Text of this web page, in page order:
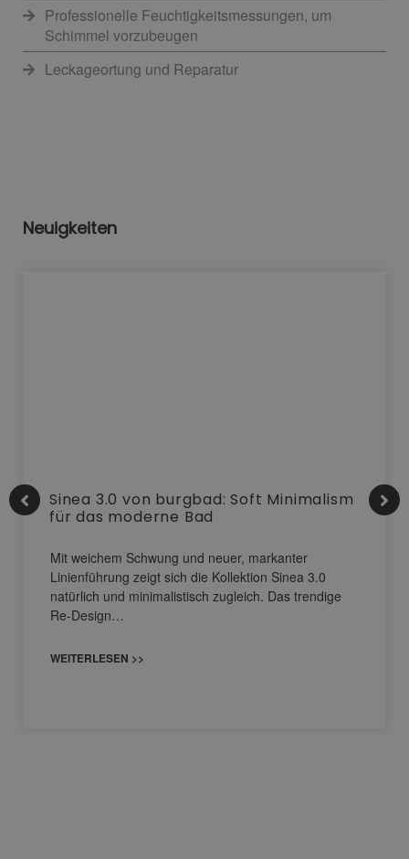
Professionelle Feuchtigkeitsmessungen, um
Schimmel vorzubeugen
Leckageortung und Reparatur
Neuigkeiten
Sinea 3.0 von burgbad: Soft Minimalism
für das moderne Bad
Mit weichem Schwung und neuer, markanter
Linienführung zeigt sich die Kollektion Sinea 3.0
natürlich und minimalistisch zugleich. Das trendige
Re-Design…
WEITERLESEN >>